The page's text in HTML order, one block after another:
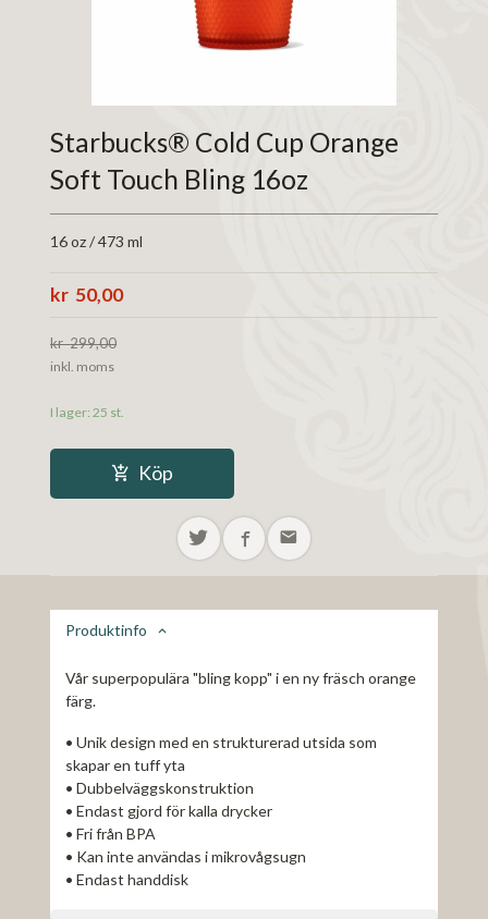
Starbucks® Cold Cup Orange
Soft Touch Bling 16oz
16 oz / 473 ml
Erbjudande
50,00
299,00
Rabatt
inkl. moms
I lager: 25 st.
Köp
Produktinfo
Vår superpopulära "bling kopp" i en ny fräsch orange
färg.
• Unik design med en strukturerad utsida som
skapar en tuff yta
• Dubbelväggskonstruktion
• Endast gjord för kalla drycker
• Fri från BPA
• Kan inte användas i mikrovågsugn
• Endast handdisk